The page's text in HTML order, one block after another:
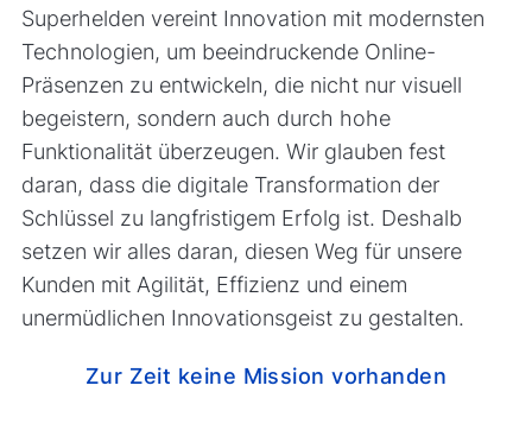
Superhelden vereint Innovation mit modernsten
Technologien, um beeindruckende Online-
Präsenzen zu entwickeln, die nicht nur visuell
begeistern, sondern auch durch hohe
Funktionalität überzeugen. Wir glauben fest
daran, dass die digitale Transformation der
Schlüssel zu langfristigem Erfolg ist. Deshalb
setzen wir alles daran, diesen Weg für unsere
Kunden mit Agilität, Effizienz und einem
unermüdlichen Innovationsgeist zu gestalten.
Zur Zeit keine Mission vorhanden